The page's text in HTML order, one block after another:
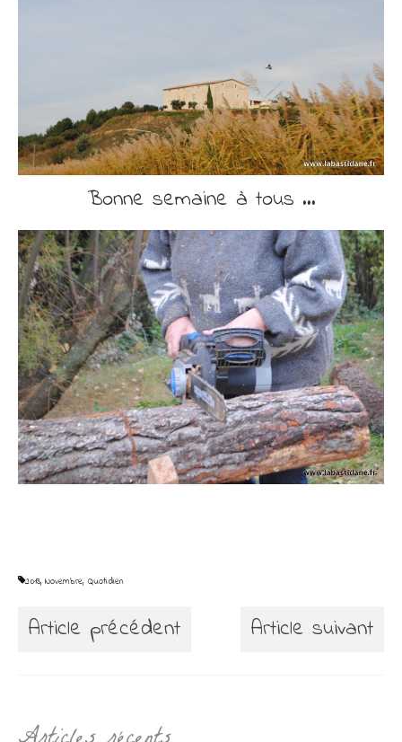
Bonne semaine à tous …
2013, Novembre, Quotidien
Article précédent Article suivant